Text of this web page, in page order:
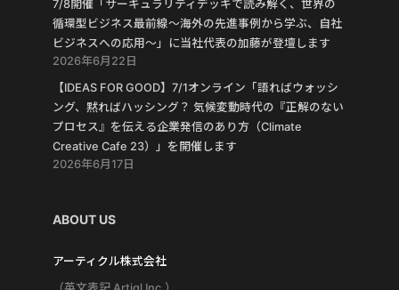
7/8開催「サーキュラリティデッキで読み解く、世界の
循環型ビジネス最前線〜海外の先進事例から学ぶ、自社
ビジネスへの応用〜」に当社代表の加藤が登壇します
2026年6月22日
【IDEAS FOR GOOD】7/1オンライン「語ればウォッシ
ング、黙ればハッシング？ 気候変動時代の『正解のない
プロセス』を伝える企業発信のあり方（Climate
Creative Cafe 23）」を開催します
2026年6月17日
ABOUT US
アーティクル株式会社